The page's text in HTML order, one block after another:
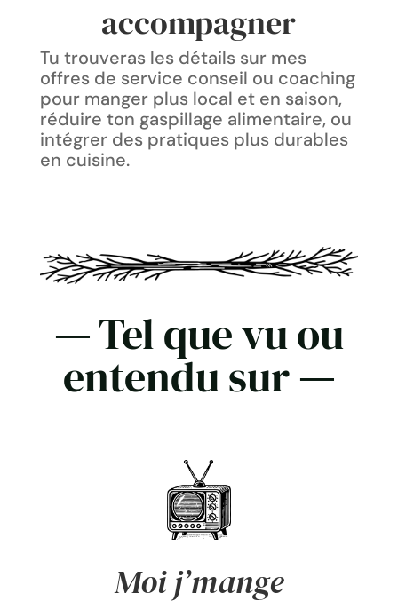
accompagner
Tu trouveras les détails sur mes
offres de service conseil ou coaching
pour manger plus local et en saison,
réduire ton gaspillage alimentaire, ou
intégrer des pratiques plus durables
en cuisine.
—Tel que vu ou
entendu sur—
Moi j’mange